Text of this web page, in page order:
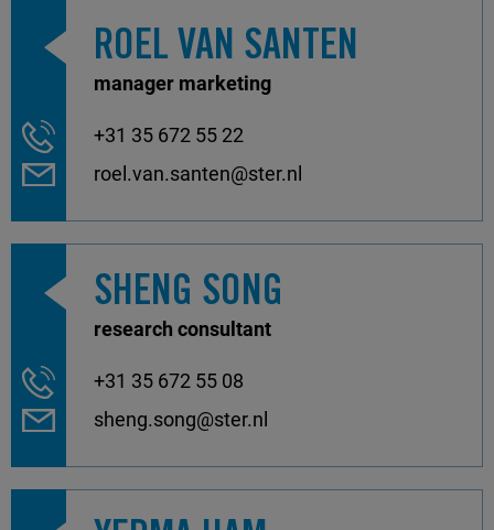
ROEL VAN SANTEN
manager marketing
+31 35 672 55 22
roel.van.santen@ster.nl
SHENG SONG
research consultant
+31 35 672 55 08
sheng.song@ster.nl